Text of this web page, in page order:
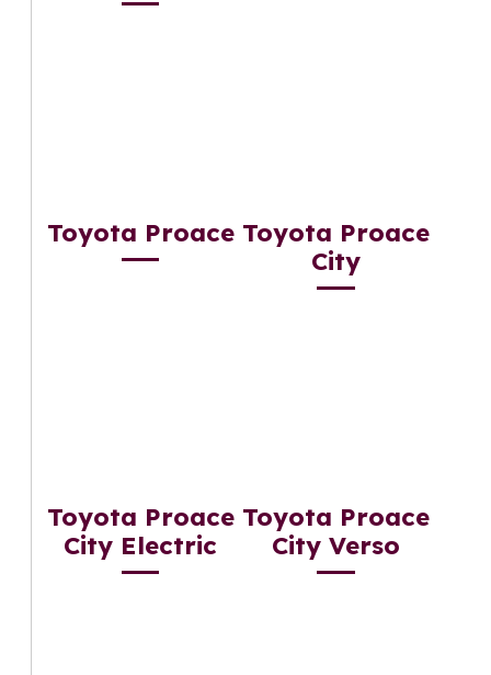
Toyota Proace Toyota Proace
City
Toyota Proace
City Electric
Toyota Proace
City Verso